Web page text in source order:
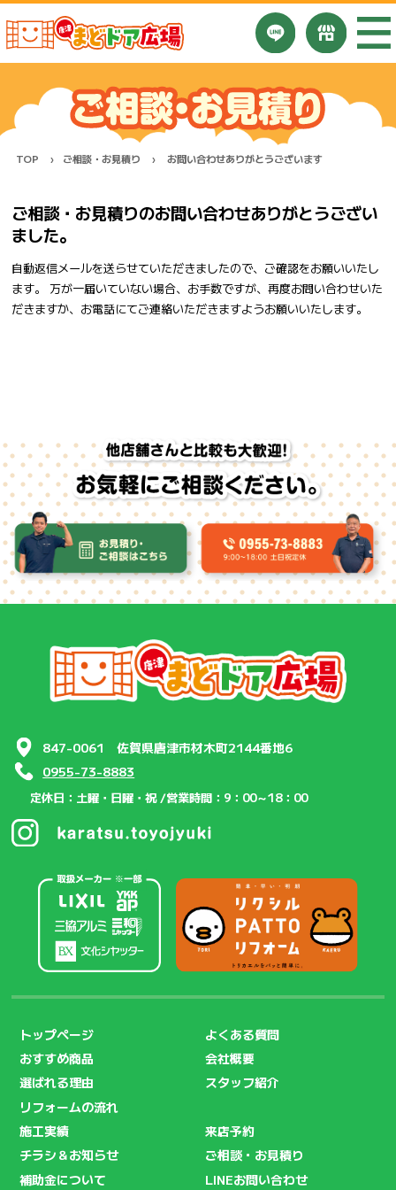
TOP ご相談・お見積り お問い合わせありがとうございます
ご相談・お見積りのお問い合わせありがとうござい
ました。
自動返信メールを送らせていただきましたので、ご確認をお願いいたし
ます。 万が一届いていない場合、お手数ですが、再度お問い合わせいた
だきますか、お電話にてご連絡いただきますようお願いいたします。
847-0061 佐賀県唐津市材木町2144番地6
0955-73-8883
定休日：土曜・日曜・祝 /営業時間：9：00～18：00
トップページ
おすすめ商品
選ばれる理由
リフォームの流れ
よくある質問
会社概要
スタッフ紹介
施工実績
チラシ＆お知らせ
補助金について
来店予約
ご相談・お見積り
LINEお問い合わせ